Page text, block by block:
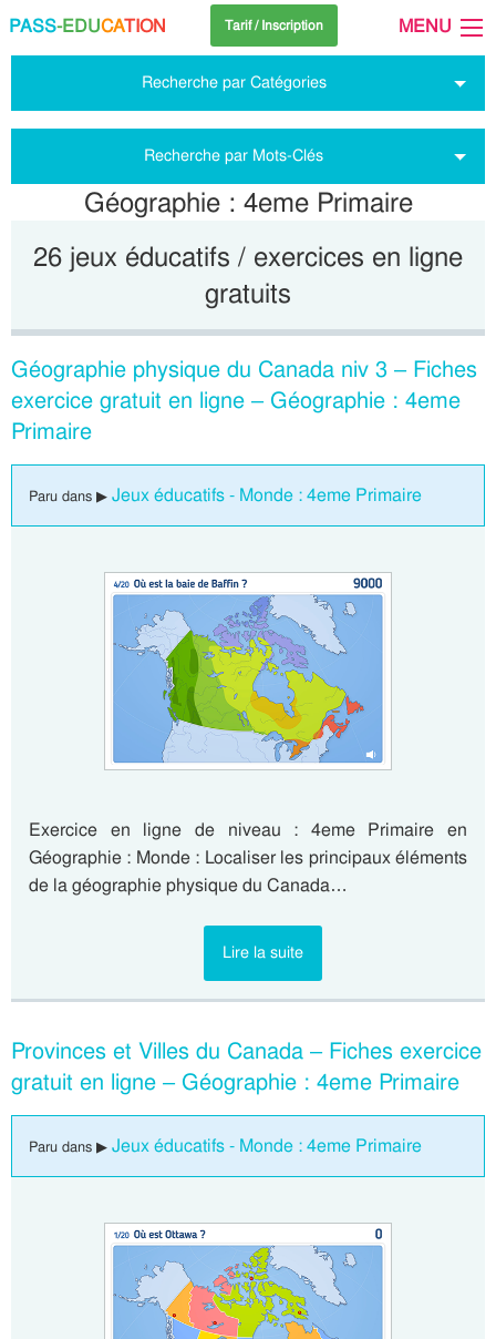
PASS-EDUCATION Tarif / Inscription MENU
Recherche par Catégories
Recherche par Mots-Clés
Géographie : 4eme Primaire
26 jeux éducatifs / exercices en ligne
gratuits
Géographie physique du Canada niv 3 – Fiches
exercice gratuit en ligne – Géographie : 4eme
Primaire
Paru dans ▶ Jeux éducatifs - Monde : 4eme Primaire
Exercice en ligne de niveau : 4eme Primaire en
Géographie : Monde : Localiser les principaux éléments
de la géographie physique du Canada…
Lire la suite
Provinces et Villes du Canada – Fiches exercice
gratuit en ligne – Géographie : 4eme Primaire
Paru dans ▶ Jeux éducatifs - Monde : 4eme Primaire